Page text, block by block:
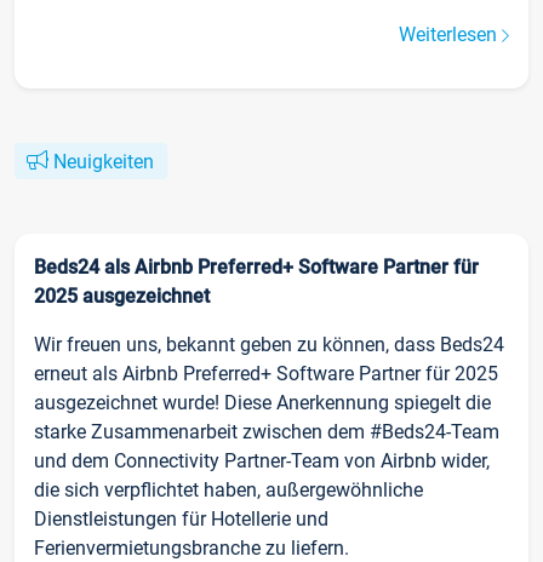
Weiterlesen
Neuigkeiten
Beds24 als Airbnb Preferred+ Software Partner für
2025 ausgezeichnet
Wir freuen uns, bekannt geben zu können, dass Beds24
erneut als Airbnb Preferred+ Software Partner für 2025
ausgezeichnet wurde! Diese Anerkennung spiegelt die
starke Zusammenarbeit zwischen dem #Beds24-Team
und dem Connectivity Partner-Team von Airbnb wider,
die sich verpflichtet haben, außergewöhnliche
Dienstleistungen für Hotellerie und
Ferienvermietungsbranche zu liefern.